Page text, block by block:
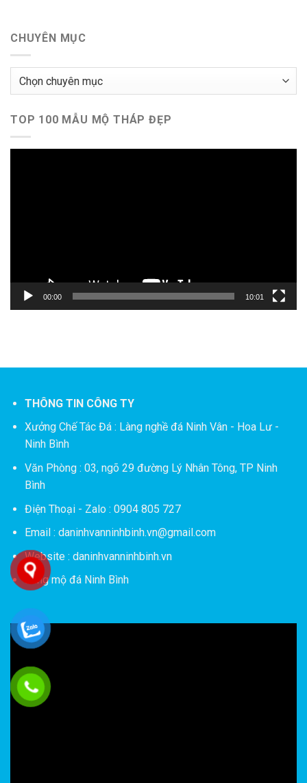
CHUYÊN MỤC
Chuyên
TOP 100 MẪU MỘ THÁP ĐẸP
00:00 10:01
THÔNG TIN CÔNG TY
Xưởng Chế Tác Đá : Làng nghề đá Ninh Vân - Hoa Lư -
Ninh Bình
Văn Phòng : 03, ngõ 29 đường Lý Nhân Tông, TP Ninh
Bình
Điện Thoại - Zalo : 0904 805 727
Email : daninhvanninhbinh.vn@gmail.com
Website : daninhvanninhbinh.vn
Lăng mộ đá Ninh Bình